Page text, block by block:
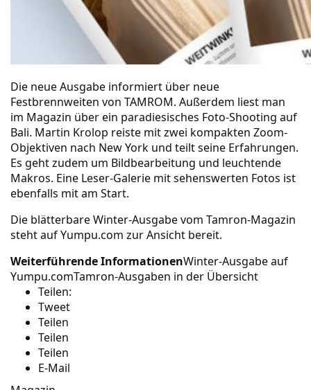
Die neue Ausgabe informiert über neue
Festbrennweiten von TAMROM. Außerdem liest man
im Magazin über ein paradiesisches Foto-Shooting auf
Bali. Martin Krolop reiste mit zwei kompakten Zoom-
Objektiven nach New York und teilt seine Erfahrungen.
Es geht zudem um Bildbearbeitung und leuchtende
Makros. Eine Leser-Galerie mit sehenswerten Fotos ist
ebenfalls mit am Start.
Die blätterbare Winter-Ausgabevom Tamron-Magazin
steht auf Yumpu.com zur Ansicht bereit.
Weiterführende InformationenWinter-Ausgabe auf
Yumpu.comTamron-Ausgaben in der Übersicht
Teilen:
Tweet
Teilen
Teilen
Teilen
E-Mail